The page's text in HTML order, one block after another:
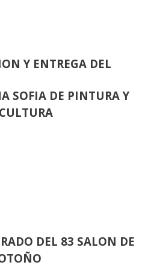
Y ENTREGA DEL
SOFIA DE PINTURA Y
DEL 83 SALON DE